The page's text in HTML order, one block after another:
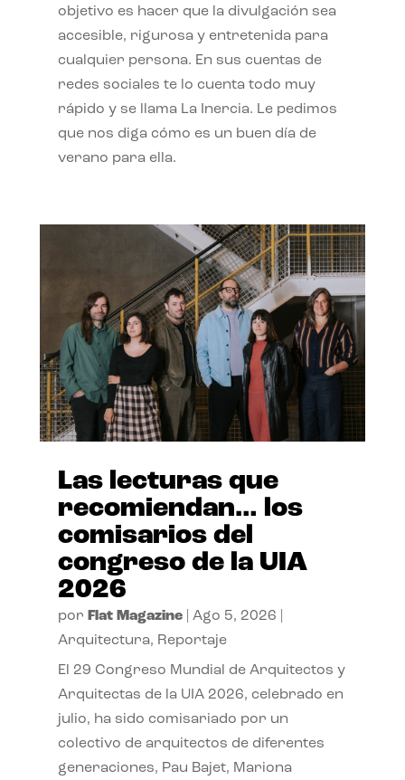
objetivo es hacer que la divulgación sea
accesible, rigurosa y entretenida para
cualquier persona. En sus cuentas de
redes sociales te lo cuenta todo muy
rápido y se llama La Inercia. Le pedimos
que nos diga cómo es un buen día de
verano para ella.
Las lecturas que
recomiendan… los
comisarios del
congreso de la UIA
2026
por Flat Magazine| Ago 5, 2026
Arquitectura, Reportaje
El 29 Congreso Mundial de Arquitectos y
Arquitectas de la UIA 2026, celebrado en
julio, ha sido comisariado por un
colectivo de arquitectos de diferentes
generaciones, Pau Bajet, Mariona